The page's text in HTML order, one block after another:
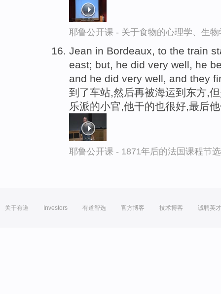
耶鲁公开课 - 关于食物的心理学、生
Jean in Bordeaux, to the train
east; but, he did very well, he
and he did very well, and they
到了车站,然后再被海运到东方,
乐派的小官,他干的也很好,最后
耶鲁公开课 - 1871年后的法国课程节选
关于有道 Investors 有道智选 官方博客 技术博客 诚聘英才